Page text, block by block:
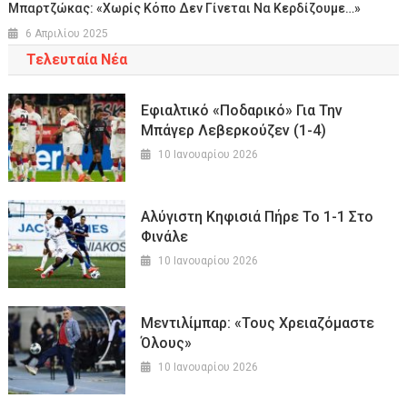
Μπαρτζώκας: «Χωρίς Κόπο Δεν Γίνεται Να Κερδίζουμε…»
6 Απριλίου 2025
Τελευταία Νέα
Εφιαλτικό «ποδαρικό» Για Την
Μπάγερ Λεβερκούζεν (1-4)
10 Ιανουαρίου 2026
Αλύγιστη Κηφισιά Πήρε Το 1-1 Στο
Φινάλε
10 Ιανουαρίου 2026
Μεντιλίμπαρ: «Τους Χρειαζόμαστε
Όλους»
10 Ιανουαρίου 2026